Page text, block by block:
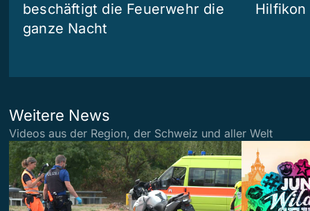
beschäftigt die Feuerwehr die
ganze Nacht
Hilfikon
Weitere News
Videos aus der Region, der Schweiz und aller Welt